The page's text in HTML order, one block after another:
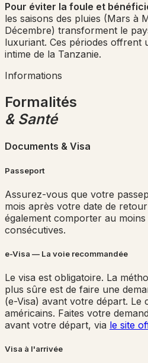
Pour éviter la foule et
les saisons des pluies (Mars à
Décembre) transforment le
luxuriant. Ces périodes offrent
intime de la Tanzanie.
Informations
Formalités
& Santé
Documents & Visa
Passeport
Assurez-vous que votre
mois après votre date de
également comporter au
consécutives.
e-Visa — La voie recommandée
Le visa est obligatoire. La
plus sûre est de faire une
(e-Visa) avant votre départ. Le
américains. Faites votre
avant votre départ, via le site
Visa à l'arrivée